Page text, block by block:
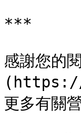
***
感謝您的
(https://
更多有關